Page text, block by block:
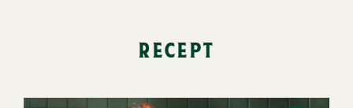
recept